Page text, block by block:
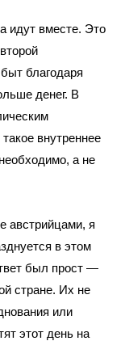
идут вместе. Это
благодаря
денег. В
внутреннее
а не
австрийцами, я
в этом
был прост —
стране. Их не
или
этот день на